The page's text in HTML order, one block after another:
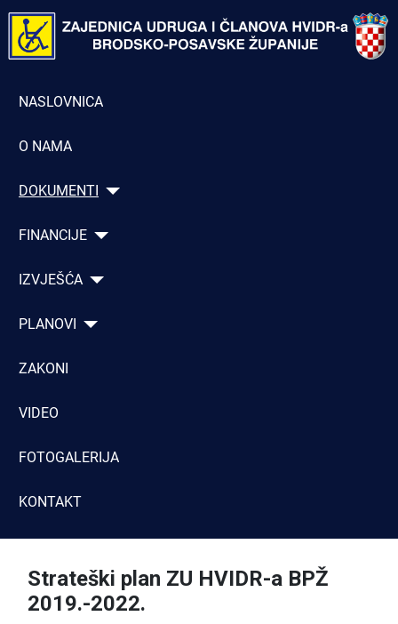
NASLOVNICA
O NAMA
DOKUMENTI
FINANCIJE
IZVJEŠĆA
PLANOVI
ZAKONI
VIDEO
FOTOGALERIJA
KONTAKT
Strateški plan ZU HVIDR-a BPŽ
2019.-2022.